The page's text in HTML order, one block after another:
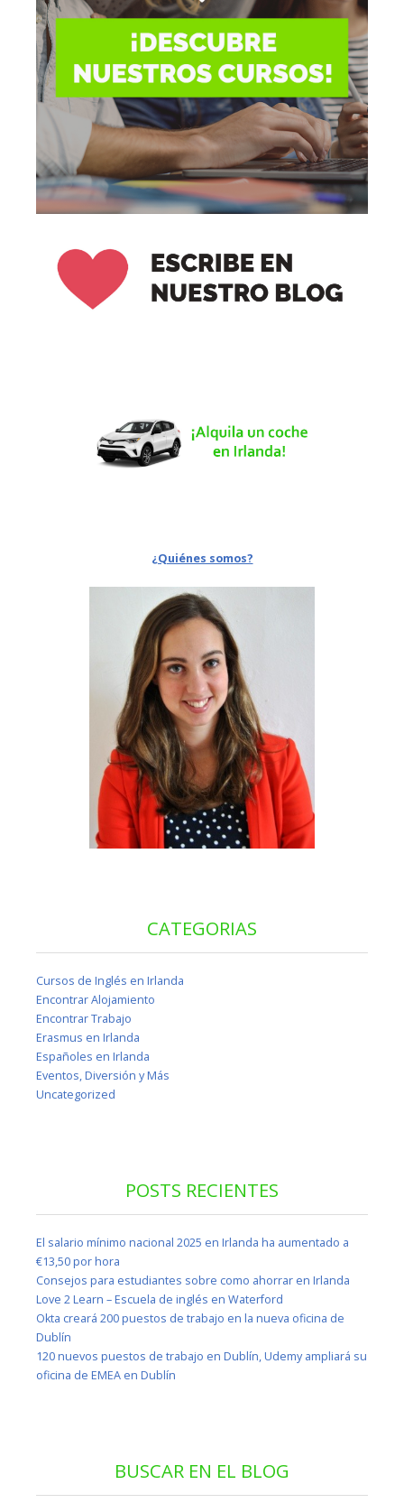
¿Quiénes somos?
CATEGORIAS
Cursos de Inglés en Irlanda
Encontrar Alojamiento
Encontrar Trabajo
Erasmus en Irlanda
Españoles en Irlanda
Eventos, Diversión y Más
Uncategorized
POSTS RECIENTES
El salario mínimo nacional 2025 en Irlanda ha aumentado a
€13,50 por hora
Consejos para estudiantes sobre como ahorrar en Irlanda
Love 2 Learn – Escuela de inglés en Waterford
Okta creará 200 puestos de trabajo en la nueva oficina de
Dublín
120 nuevos puestos de trabajo en Dublín, Udemy ampliará su
oficina de EMEA en Dublín
BUSCAR EN EL BLOG